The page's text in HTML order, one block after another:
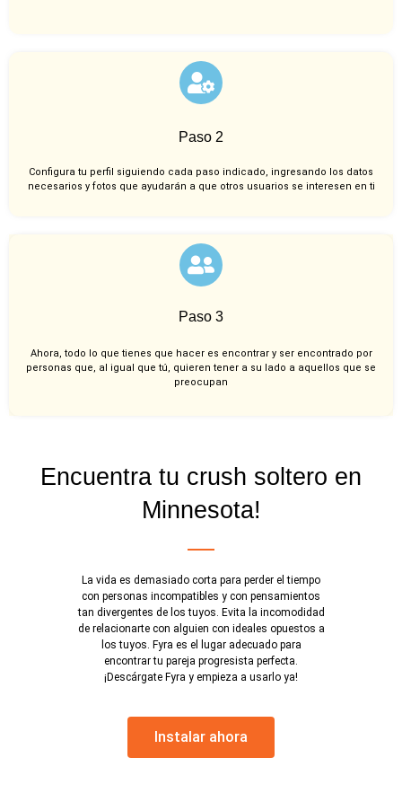
Paso 2
Configura tu perfil siguiendo cada paso indicado, ingresando los datos
necesarios y fotos que ayudarán a que otros usuarios se interesen en ti
Paso 3
Ahora, todo lo que tienes que hacer es encontrar y ser encontrado por
personas que, al igual que tú, quieren tener a su lado a aquellos que se
preocupan
Encuentra tu crush soltero en
Minnesota!
La vida es demasiado corta para perder el tiempo
con personas incompatibles y con pensamientos
tan divergentes de los tuyos. Evita la incomodidad
de relacionarte con alguien con ideales opuestos a
los tuyos. Fyra es el lugar adecuado para
encontrar tu pareja progresista perfecta.
¡Descárgate Fyra y empieza a usarlo ya!
Instalar ahora